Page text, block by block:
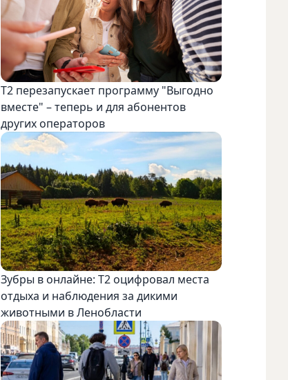
Т2 перезапускает программу "Выгодно
вместе" – теперь и для абонентов
других операторов
Зубры в онлайне: Т2 оцифровал места
отдыха и наблюдения за дикими
животными в Ленобласти